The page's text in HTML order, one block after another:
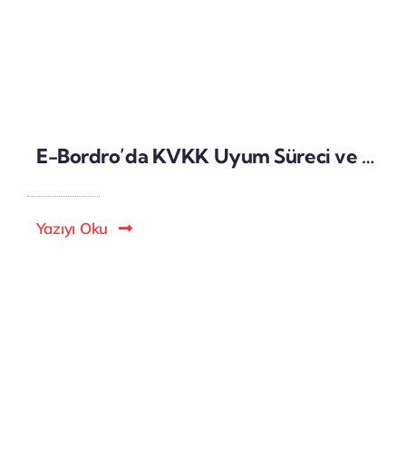
E-Bordro’da KVKK Uyum Süreci ve Veri Güvenliği
Yazıyı Oku